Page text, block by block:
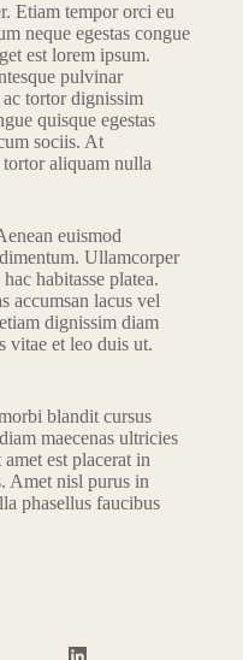
Etiam tempor orci eu
neque egestas congue
est lorem ipsum.
pulvinar
tortor dignissim
quisque egestas
sociis. At
tortor aliquam nulla
euismod
Ullamcorper
habitasse platea.
accumsan lacus vel
dignissim diam
vitae et leo duis ut.
blandit cursus
maecenas ultricies
est placerat in
Amet nisl purus in
phasellus faucibus